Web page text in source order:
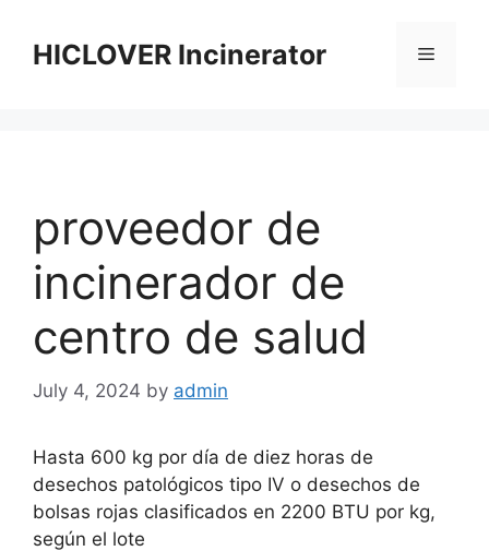
contentHICLOVER Incinerator Menu
proveedor de
incinerador de
centro de salud
July 4, 2024 by admin
Hasta 600 kg por día de diez horas de
desechos patológicos tipo IV o desechos de
bolsas rojas clasificados en 2200 BTU por kg,
según el lote